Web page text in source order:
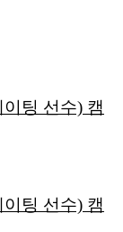
팅 선수) 캠
팅 선수) 캠